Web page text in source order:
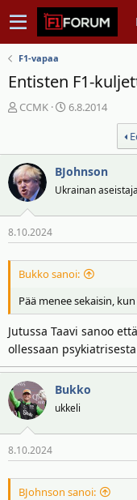
F1-vapaa
Entisten F1-
V
s
t
i
k
e
t
u
a
l
o
i
t
t
a
j
a
CCMK
A
i
t
u
p
m
ä
ä
r
ä
6.8.2014
BJohnson
Ukrainan
8.10.2024
Bukko sanoi:
Pää menee sekaisin,
Jutussa Taavi sanoo
ollessaan
Bukko
ukkeli
8.10.2024
BJohnson sanoi: